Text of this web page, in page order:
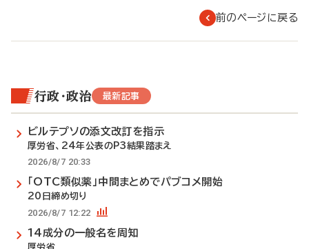
前のページに戻る
行政・政治 最新記事
ビルテプソの添文改訂を指示
厚労省、24年公表のP3結果踏まえ
2026/8/7 20:33
「OTC類似薬」中間まとめでパブコメ開始
20日締め切り
2026/8/7 12:22
14成分の一般名を周知